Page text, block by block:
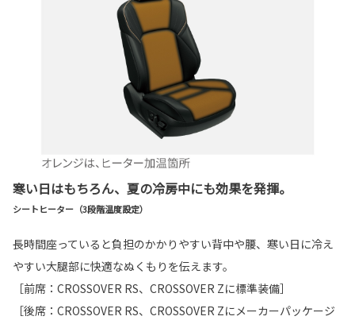
寒い日はもちろん、夏の冷房中にも効果を発揮。
シートヒーター（3段階温度設定）
長時間座っていると負担のかかりやすい背中や腰、寒い日に冷え
やすい大腿部に快適なぬくもりを伝えます。
［前席：CROSSOVER RS、CROSSOVER Zに標準装備］
［後席：CROSSOVER RS、CROSSOVER Zにメーカーパッケージ